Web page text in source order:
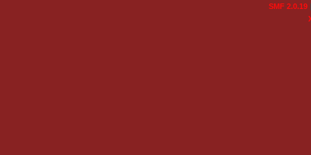
SMF 2.0.19